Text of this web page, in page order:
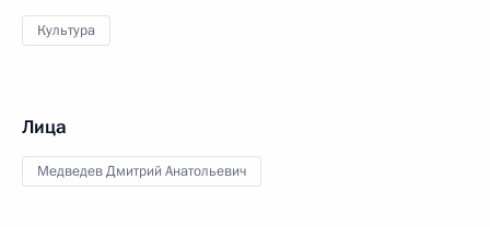
Культура
Лица
Медведев Дмитрий Анатольевич